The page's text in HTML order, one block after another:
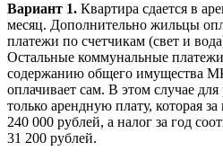
Вариант 1. Квартира сдается в
месяц. Дополнительно жильцы
платежи по счетчикам (свет и
Остальные коммунальные
содержанию общего имущества
оплачивает сам. В этом случае
только арендную плату, которая
240 000 рублей, а налог за год
31 200 рублей.